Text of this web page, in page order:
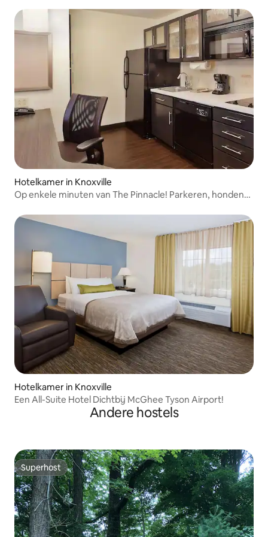
Hotelkamer in Knoxville
Op enkele minuten van The Pinnacle! Parkeren, honden
Hotelkamer in Knoxville
Een All-Suite Hotel Dichtbij McGhee Tyson Airport!
Andere hostels
Superhost
Superhost